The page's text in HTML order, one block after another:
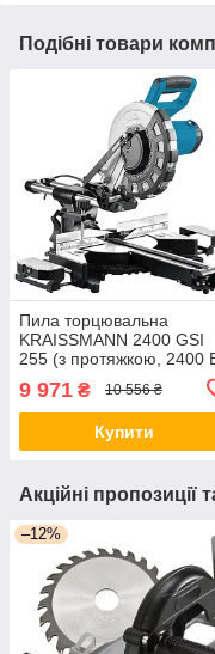
Подібні товари
Пила торцювальна
KRAISSMANN 2400 GSI
255 (з протяжкою, 2400
9 971 ₴ 10 556 ₴
Купити
Акційні пропозиції
–12%